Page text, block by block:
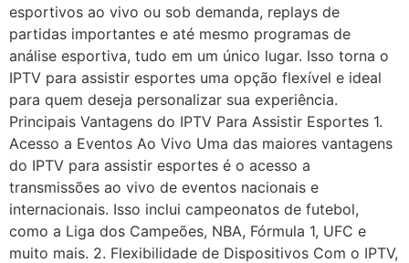
esportivos ao vivo ou sob demanda, replays de
partidas importantes e até mesmo programas de
análise esportiva, tudo em um único lugar. Isso torna o
IPTV para assistir esportes uma opção flexível e ideal
para quem deseja personalizar sua experiência.
Principais Vantagens do IPTV Para Assistir Esportes 1.
Acesso a Eventos Ao Vivo Uma das maiores vantagens
do IPTV para assistir esportes é o acesso a
transmissões ao vivo de eventos nacionais e
internacionais. Isso inclui campeonatos de futebol,
como a Liga dos Campeões, NBA, Fórmula 1, UFC e
muito mais. 2. Flexibilidade de Dispositivos Com o IPTV,